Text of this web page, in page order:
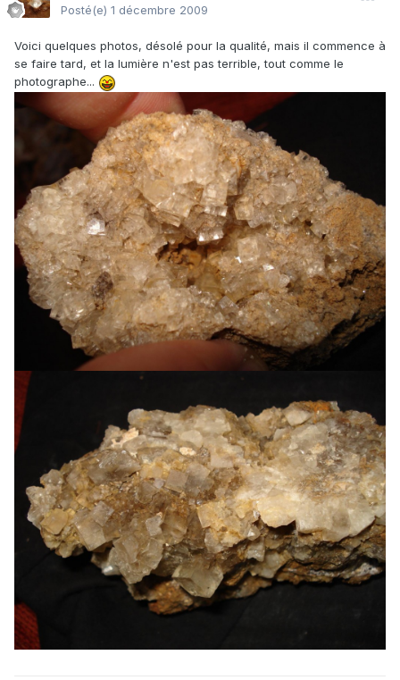
Posté(e) 1 décembre 2009
Voici quelques photos, désolé pour la qualité, mais il commence à
se faire tard, et la lumière n'est pas terrible, tout comme le
photographe...